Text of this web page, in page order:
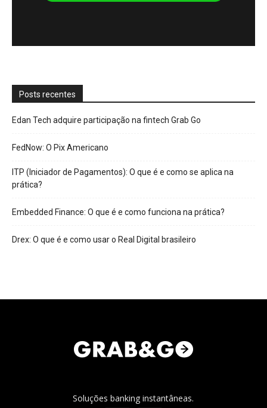
Posts recentes
Edan Tech adquire participação na fintech Grab Go
FedNow: O Pix Americano
ITP (Iniciador de Pagamentos): O que é e como se aplica na
prática?
Embedded Finance: O que é e como funciona na prática?
Drex: O que é e como usar o Real Digital brasileiro
Soluções banking instantâneas.